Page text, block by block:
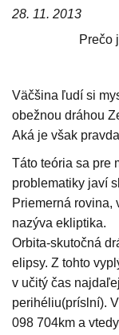
28. 11. 2013
Prečo
Väčšina ľudí si
obežnou dráhou
Aká je však
Táto teória sa pre
problematiky javí
Priemerná rovina,
nazýva ekliptika.
Orbita-skutočná
elipsy. Z tohto
v učitý čas
perihéliu(príslní).
098 704km a